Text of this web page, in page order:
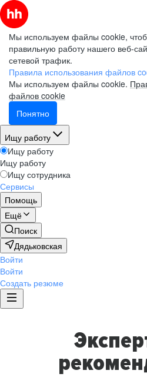
Мы используем файлы cookie,
правильную работу нашего веб-
сетевой трафик.
Правила использования файлов
Мы используем файлы cookie.
файлов cookie
Понятно
Ищу работу
Ищу работу
Ищу работу
Ищу сотрудника
Сервисы
Помощь
Ещё
Поиск
Дядьковская
Войти
Войти
Создать резюме